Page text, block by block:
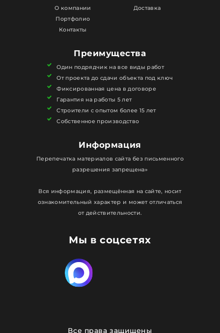
Мы в соцсетях
О компании
Портфолио
Контакты
Доставка
Преимущества
Один подрядчик на все виды работ
От проекта до сдачи объекта под ключ
Фиксированная цена в договоре
Гарантия на работы 5 лет
Строители с опытом более 15 лет
Собственное производство
Информация
Перепечатка материалов сайта без письменного
разрешения запрещена»
Вся информация, размещённая на сайте, носит
ознакомительный характер и может отличаться
от действительности.
Все права защищены